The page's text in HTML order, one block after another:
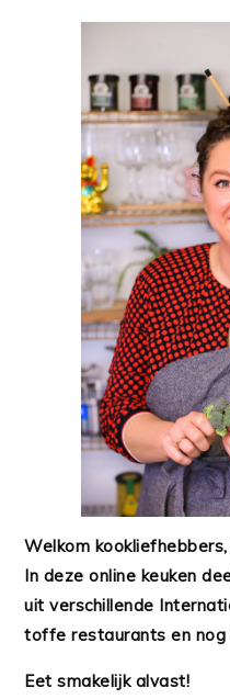
Welkom
In deze online keuken
uit verschillende
toffe restaurants en nog
Eet smakelijk alvast!